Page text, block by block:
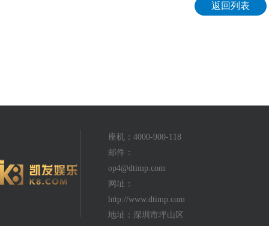
返回列表
座机：4000-900-118
邮件：
op4@dtimp.com
网址：
http://www.dtimp.com
地址：深圳市坪山区